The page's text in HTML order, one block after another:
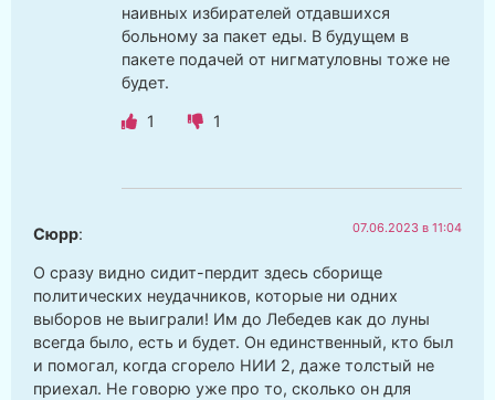
наивных избирателей отдавшихся
больному за пакет еды. В будущем в
пакете подачей от нигматуловны тоже не
будет.
1 1
Сюрр: 07.06.2023 в 11:04
О сразу видно сидит-пердит здесь сборище
политических неудачников, которые ни одних
выборов не выиграли! Им до Лебедев как до луны
всегда было, есть и будет. Он единственный, кто был
и помогал, когда сгорело НИИ 2, даже толстый не
приехал. Не говорю уже про то, сколько он для